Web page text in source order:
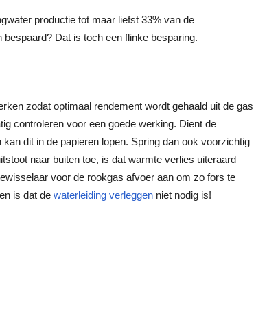
productie tot maar liefst 33% van de
Dat is toch een flinke besparing.
zodat optimaal rendement wordt gehaald uit de gas
controleren voor een goede werking. Dient de
dit in de papieren lopen. Spring dan ook voorzichtig
naar buiten toe, is dat warmte verlies uiteraard
voor de rookgas afvoer aan om zo fors te
is dat de waterleiding verleggen niet nodig is!